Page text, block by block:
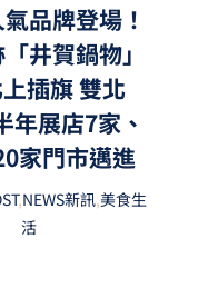
品牌登場！
井賀鍋物」
插旗 雙北
年展店7家、
家門市邁進
,NEWS新訊,美食生
活